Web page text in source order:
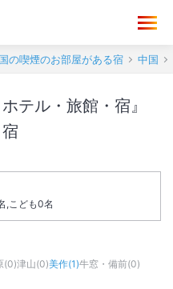
の喫煙のお部屋がある宿 中国
テル・旅館・宿』
,こども0名
(0)津山(0)美作(1)牛窓・備前(0)